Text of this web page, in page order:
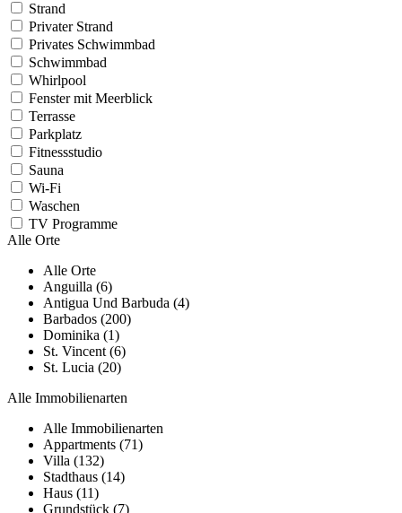
Strand
Privater Strand
Privates Schwimmbad
Schwimmbad
Whirlpool
Fenster mit Meerblick
Terrasse
Parkplatz
Fitnessstudio
Sauna
Wi-Fi
Waschen
TV Programme
Alle Orte
Alle Orte
Anguilla (6)
Antigua Und Barbuda (4)
Barbados (200)
Dominika (1)
St. Vincent (6)
St. Lucia (20)
Alle Immobilienarten
Alle Immobilienarten
Appartments (71)
Villa (132)
Stadthaus (14)
Haus (11)
Grundstück (7)